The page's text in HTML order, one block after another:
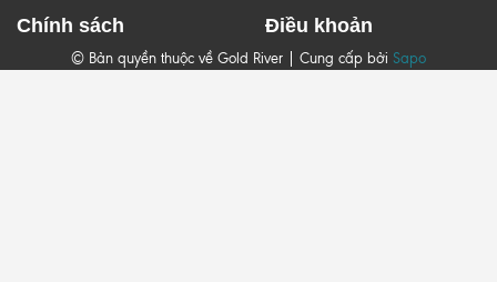
Chính sách Điều khoản
© Bản quyền thuộc về Gold River | Cung cấp bởi Sapo